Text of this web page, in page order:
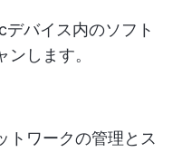
バイス内のソフト
します。
トワークの管理とス